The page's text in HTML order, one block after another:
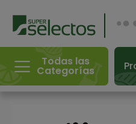
Todas las
Categorías